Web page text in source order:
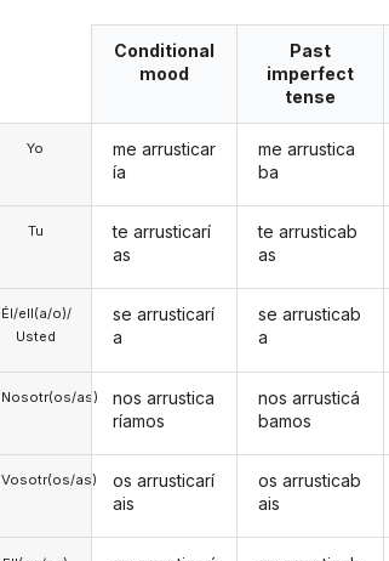
Yo
Tu
Él/ell(a/o)/
Usted
Nosotr(os/as)
Vosotr(os/as)
Conditional
mood
me arrusticar
ía
te arrusticarí
as
se arrusticarí
a
nos arrustica
ríamos
os arrusticarí
ais
Past
imperfect
tense
me arrustica
ba
te arrusticab
as
se arrusticab
a
nos arrusticá
bamos
os arrusticab
ais